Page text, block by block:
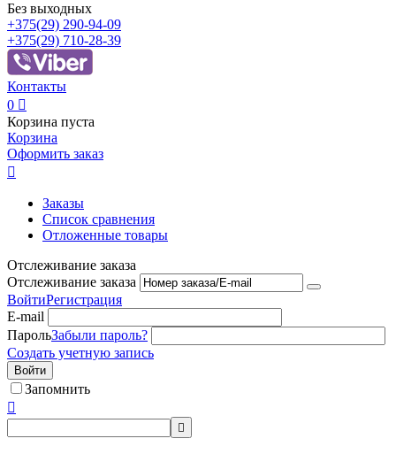
Без выходных
+375(29) 290-94-09
+375(29) 710-28-39
Контакты
0 
Корзина пуста
Корзина
Оформить заказ

Заказы
Список сравнения
Отложенные товары
Отслеживание заказа
Отслеживание заказа
ВойтиРегистрация
E-mail
ПарольЗабыли пароль?
Создать учетную запись
Войти
Запомнить

